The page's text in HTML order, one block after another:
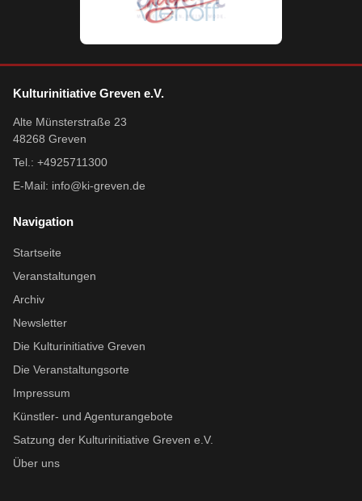
Kulturinitiative Greven e.V.
Alte Münsterstraße 23
48268 Greven
Tel.: +4925711300
E-Mail: info@ki-greven.de
Navigation
Startseite
Veranstaltungen
Archiv
Newsletter
Die Kulturinitiative Greven
Die Veranstaltungsorte
Impressum
Künstler- und Agenturangebote
Satzung der Kulturinitiative Greven e.V.
Über uns